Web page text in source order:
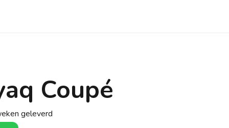
Coupé
geleverd